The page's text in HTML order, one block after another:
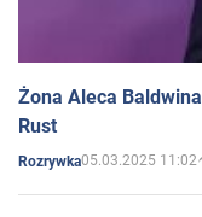
Żona Aleca
Rust
Rozrywka05.03.2025 11:02